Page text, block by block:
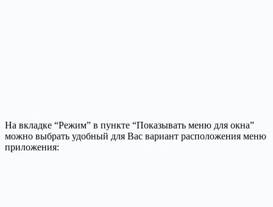
На вкладке “Режим” в пункте “Показывать меню для окна”
можно выбрать удобный для Вас вариант расположения меню
приложения: